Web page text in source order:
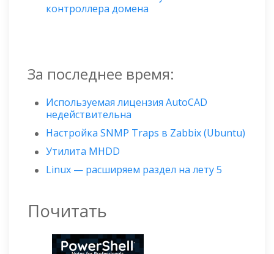
контроллера домена
За последнее время:
Используемая лицензия AutoCAD
недействительна
Настройка SNMP Traps в Zabbix (Ubuntu)
Утилита MHDD
Linux — расширяем раздел на лету 5
Почитать